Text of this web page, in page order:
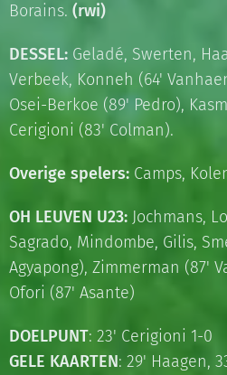
Borains. (rwi)
DESSEL: Geladé, Swerten,
Verbeek, Konneh (64'
Osei-Berkoe (89' Pedro),
Cerigioni (83' Colman).
Overige spelers: Camps,
OH LEUVEN U23: Jochmans,
Sagrado, Mindombe, Gilis,
Agyapong), Zimmerman (87'
Ofori (87' Asante)
DOELPUNT: 23' Cerigioni 1-0
GELE KAARTEN: 29' Haagen,